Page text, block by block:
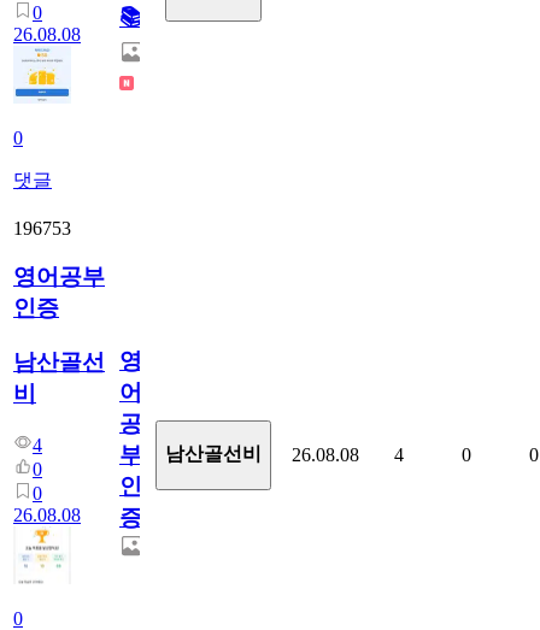
0
26.08.08
0
댓글
📚
196753
영어공부
인증
남산골선
비
4
0
0
26.08.08
0
영
어
공
부
인
증
남산골선비 26.08.08 4 0 0